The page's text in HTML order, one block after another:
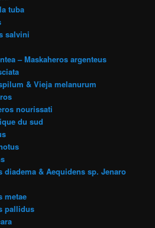
tuba
salvini
– Maskaheros argenteus
& Vieja melanurum
nourissati
du sud
diadema & Aequidens sp. Jenaro
metae
pallidus